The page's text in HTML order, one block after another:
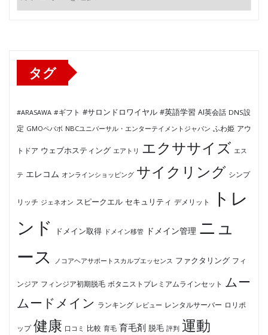
タグ
#ARASAWA #ギフト #サロンドロワイヤル #英語学習 AI英会話 DNS設
定 GMOペパボ NBCユニバーサル・エンターテイメントジャパン ふわ姫 アウ
トドア ウェブホスティング エアトリ エクササイズ エス
テ エレコム オンラインショッピング サイクリング シンプ
リッチ ジェネオン スピークエル セキュリティ デメリット
トレ
ンド
ドメイン取得 ドメイン移管 ドメイン管理 ニュ
ース
ノコアヘアサポートスカルプエッセンス ファクタリング フィ
ンジア フィンジア初期脱毛 ボタニストプレミアムラインセット ムー
ムードメイン ランキング レビュー レンタルサーバー ロリポ
ップ 健康 口コミ 比較 育毛 育毛剤 脱毛 評判 運動